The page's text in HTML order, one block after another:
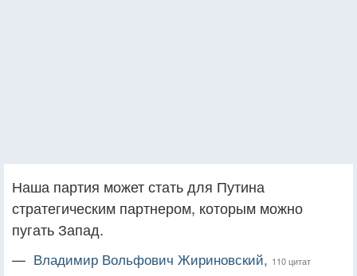
Наша партия может стать для Путина
стратегическим партнером, которым можно
пугать Запад.
— Владимир Вольфович Жириновский, 110 цитат